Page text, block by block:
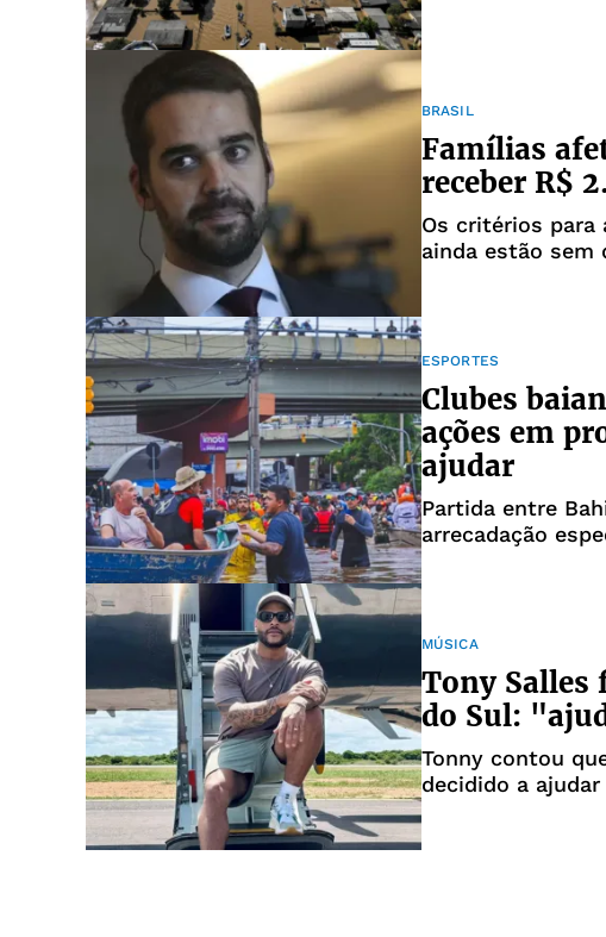
BRASIL
Famílias
receber R$
Os critérios para
ainda estão sem
ESPORTES
Clubes
ações em
ajudar
Partida entre
arrecadação
MÚSICA
Tony Salles
do Sul:
Tonny contou
decidido a